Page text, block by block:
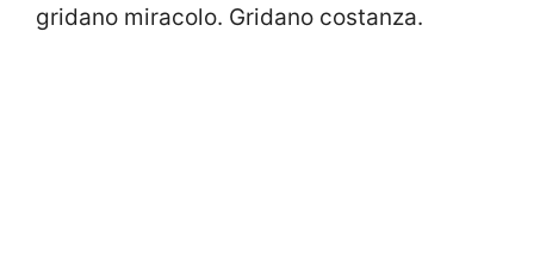
gridano miracolo. Gridano costanza.